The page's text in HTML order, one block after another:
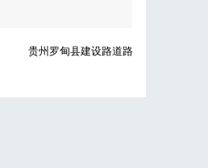
贵州罗甸县建设路道路